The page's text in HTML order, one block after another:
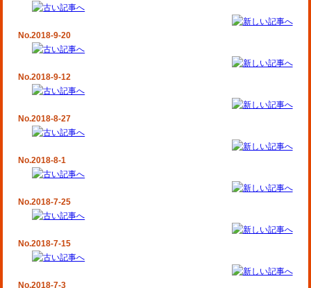
No.2018-9-20
No.2018-9-12
No.2018-8-27
No.2018-8-1
No.2018-7-25
No.2018-7-15
No.2018-7-3